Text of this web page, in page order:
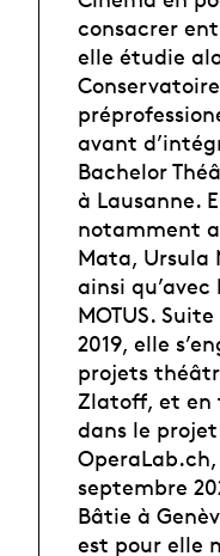
consacrer
elle étudie
avant
Bachelor
à Lausanne.
notamment
Mata, Ursula
ainsi
MOTUS.
2019, elle
projets
Zlatoff, et en
dans le
septembre
Bâtie à
est pour elle